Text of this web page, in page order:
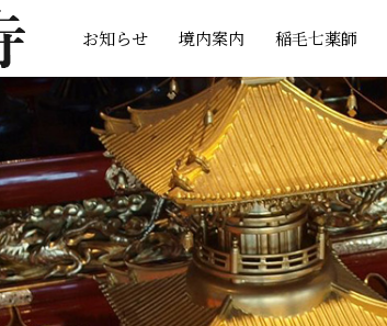
お知らせ 境内案内 稲毛七薬師